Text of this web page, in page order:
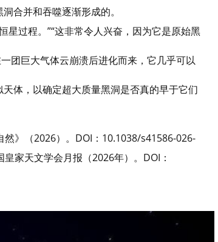
合并和吞噬逐渐形成的。
星过程。”“这非常令人兴奋，因为它是原始黑
团巨大气体云崩溃后进化而来，它几乎可以
体，以确定超大质量黑洞是否真的早于它们
》（2026）。DOI：10.1038/s41586-026-
家天文学会月报（2026年）。DOI：